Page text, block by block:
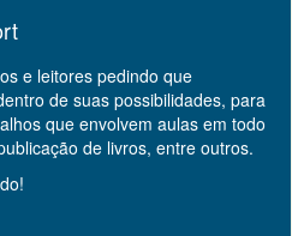
e leitores pedindo que
de suas possibilidades, para
que envolvem aulas em todo
de livros, entre outros.